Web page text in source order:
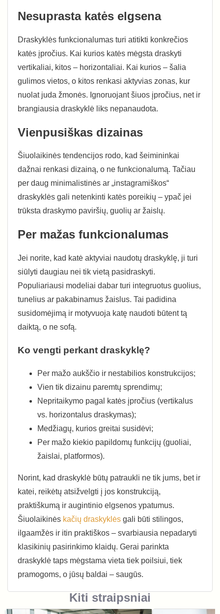
Nesuprasta katės elgsena
Draskyklės funkcionalumas turi atitikti konkrečios
katės įpročius. Kai kurios katės mėgsta draskyti
vertikaliai, kitos – horizontaliai. Kai kurios – šalia
gulimos vietos, o kitos renkasi aktyvias zonas, kur
nuolat juda žmonės. Ignoruojant šiuos įpročius, net ir
brangiausia draskyklė liks nepanaudota.
Vienpusiškas dizainas
Šiuolaikinės tendencijos rodo, kad šeimininkai
dažnai renkasi dizainą, o ne funkcionalumą. Tačiau
per daug minimalistinės ar „instagramiškos“
draskyklės gali netenkinti katės poreikių – ypač jei
trūksta draskymo paviršių, guolių ar žaislų.
Per mažas funkcionalumas
Jei norite, kad katė aktyviai naudotų draskyklę, ji turi
siūlyti daugiau nei tik vietą pasidraskyti.
Populiariausi modeliai dabar turi integruotus guolius,
tunelius ar pakabinamus žaislus. Tai padidina
susidomėjimą ir motyvuoja katę naudoti būtent tą
daiktą, o ne sofą.
Ko vengti perkant draskyklę?
Per mažo aukščio ir nestabilios konstrukcijos;
Vien tik dizainu paremtų sprendimų;
Nepritaikymo pagal katės įpročius (vertikalus
vs. horizontalus draskymas);
Medžiagų, kurios greitai susidėvi;
Per mažo kiekio papildomų funkcijų (guoliai,
žaislai, platformos).
Norint, kad draskyklė būtų patraukli ne tik jums, bet ir
katei, reikėtų atsižvelgti į jos konstrukciją,
praktiškumą ir augintinio elgsenos ypatumus.
Šiuolaikinės kačių draskyklės gali būti stilingos,
ilgaamžės ir itin praktiškos – svarbiausia nepadaryti
klasikinių pasirinkimo klaidų. Gerai parinkta
draskyklė taps mėgstama vieta tiek poilsiui, tiek
pramogoms, o jūsų baldai – saugūs.
Kiti straipsniai